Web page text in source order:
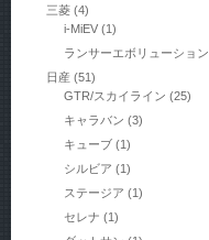
三菱(4)
i-MiEV (1)
ランサーエボリューション
日産 (51)
GTR/スカイライン (25)
キャラバン (3)
キューブ (1)
シルビア (1)
ステージア (1)
セレナ (1)